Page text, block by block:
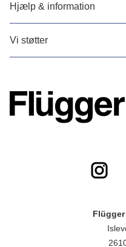
Hjælp & information
Vi støtter
Flügger